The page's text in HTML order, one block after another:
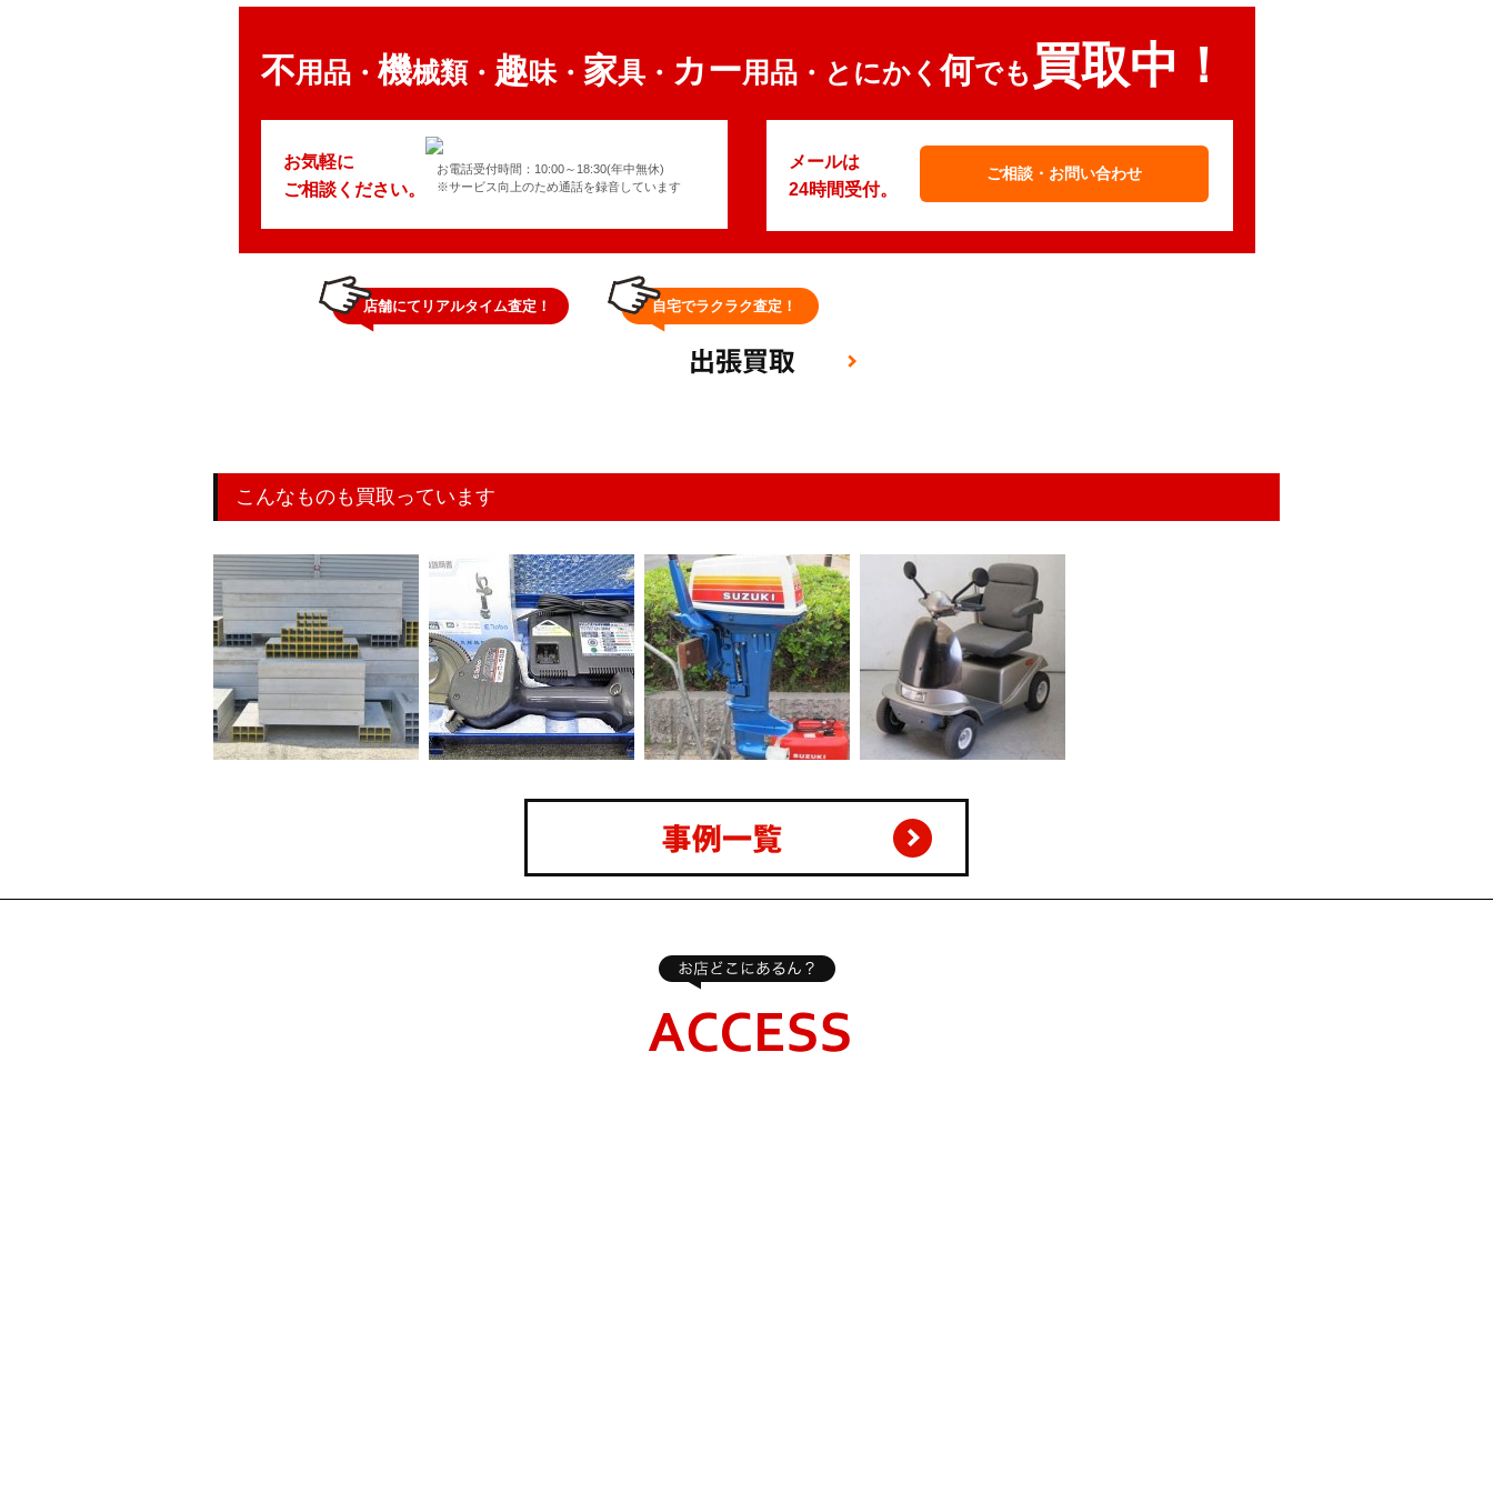
不用品・ 機械類・ 趣味・ 家具・ カー用品・ とにかく何でも 買取中！
お気軽に
ご相談ください。
お電話受付時間：10:00～18:30(年中無休)
※サービス向上のため通話を録音しています
メールは
24時間受付。
ご相談・お問い合わせ
店舗にてリアルタイム査定！ 自宅でラクラク査定！
こんなものも買取っています
泉精器/IZUMI 充電式 ケー
ブルカッター E Robo REC-
50B
スズキ 船外機 DT9.9
Mypia マイピア アテックス
電動セニアカー BT400の
クボタ エンジン ミニ耕運
機 菜ビ TR300/管理機